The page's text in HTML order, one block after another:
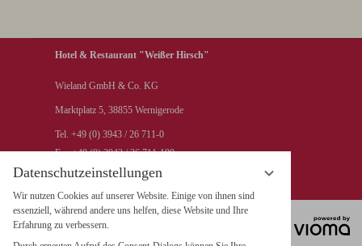
Datenschutzeinstellungen
Wir nutzen Cookies auf unserer Website. Einige von ihnen sind
essenziell, während andere uns helfen, diese Website und Ihre
Erfahrung zu verbessern.
Hotel & Restaurant "Weißer Hirsch"
Wieland GmbH & Co. KG
Marktplatz 5, 38855 Wernigerode
Tel. +49 (0) 3943 / 26 711-0
Fax +49 (0) 3943 / 26 711-199
info@hotel-weisser-hirsch.de